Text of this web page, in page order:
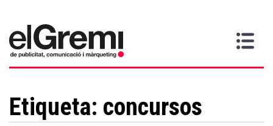
Inici
Gremi
>
Serveis
Contacta
Etiqueta: concursos